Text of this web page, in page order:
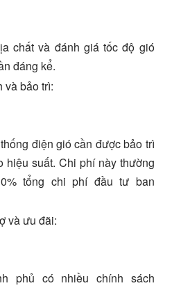
chất và đánh giá tốc độ gió
đáng kể.
và bảo trì:
điện gió cần được bảo trì
hiệu suất. Chi phí này thường
tổng chi phí đầu tư ban
và ưu đãi:
phủ có nhiều chính sách